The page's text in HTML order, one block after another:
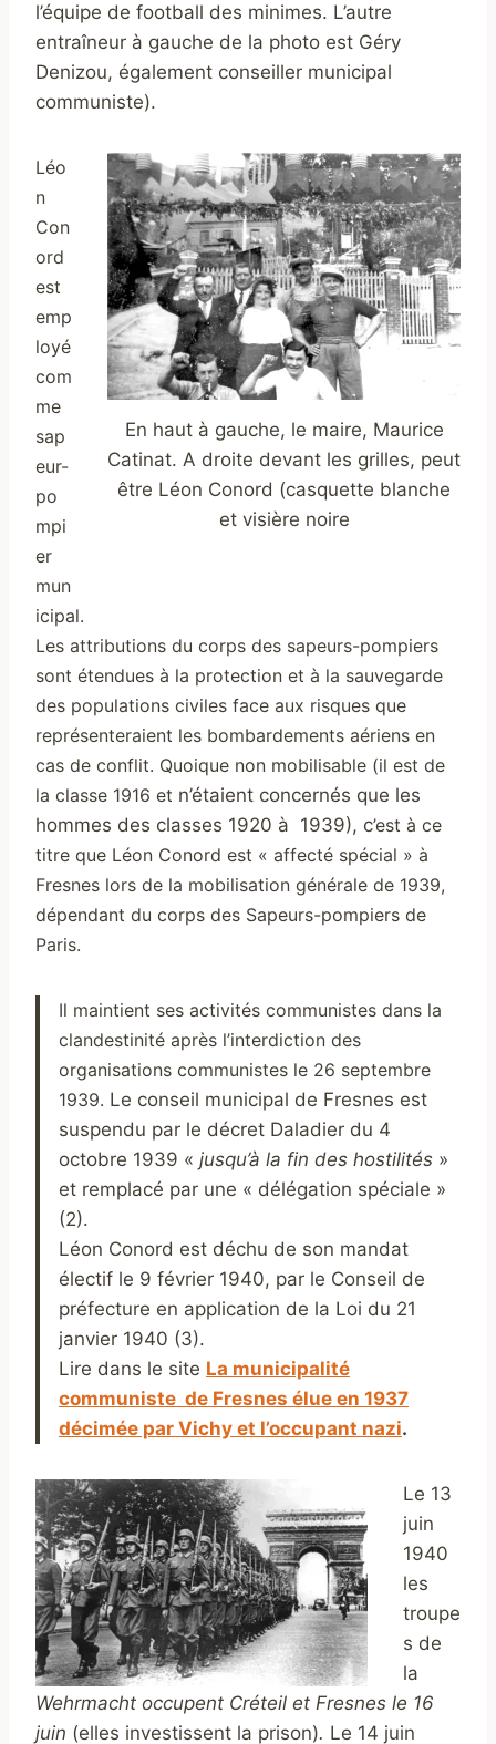
l’équipe de football des minimes. L’autre
entraîneur à gauche de la photo est Géry
Denizou, également conseiller municipal
communiste).
En haut à gauche, le maire, Maurice
Catinat. A droite devant les grilles, peut
être Léon Conord (casquette blanche
et visière noire
Léo
n
Con
ord
est
emp
loyé
com
me
sap
eur-
po
mpi
er
mun
icipal.
Les attributions du corps des sapeurs-pompiers
sont étendues à la protection et à la sauvegarde
des populations civiles face aux risques que
représenteraient les bombardements aériens en
cas de conflit. Quoique non mobilisable (il est de
la classe 1916 et n’étaient concernés que les
hommes des classes 1920 à 1939), c’est à ce
titre que Léon Conord est « affecté spécial » à
Fresnes lors de la mobilisation générale de 1939,
dépendant du corps des Sapeurs-pompiers de
Paris.
Il maintient ses activités communistes dans la
clandestinité après l’interdiction des
organisations communistes le 26 septembre
1939. Le conseil municipal de Fresnes est
suspendu par le décret Daladier du 4
octobre 1939 « jusqu’à la fin des hostilités »
et remplacé par une « délégation spéciale »
(2).
Léon Conord est déchu de son mandat
électif le 9 février 1940, par le Conseil de
préfecture en application de la Loi du 21
janvier 1940 (3).
Lire dans le site La municipalité
communiste de Fresnes élue en 1937
décimée par Vichy et l’occupant nazi.
Le 13
juin
1940
les
troupe
s de
la
Wehrmacht occupent Créteil et Fresnes le 16
juin (elles investissent la prison). Le 14 juin